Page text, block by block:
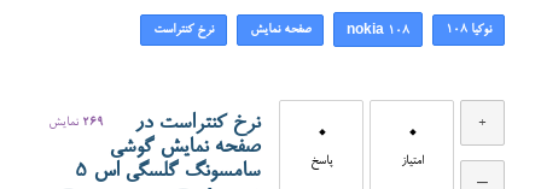
نوکیا 108 nokia 108 صفحه نمایش نرخ کنتراست
0
امتیاز
0
پاسخ
269 نمایش
نرخ کنتراست در
صفحه نمایش گوشی
سامسونگ گلسگی اس ۵